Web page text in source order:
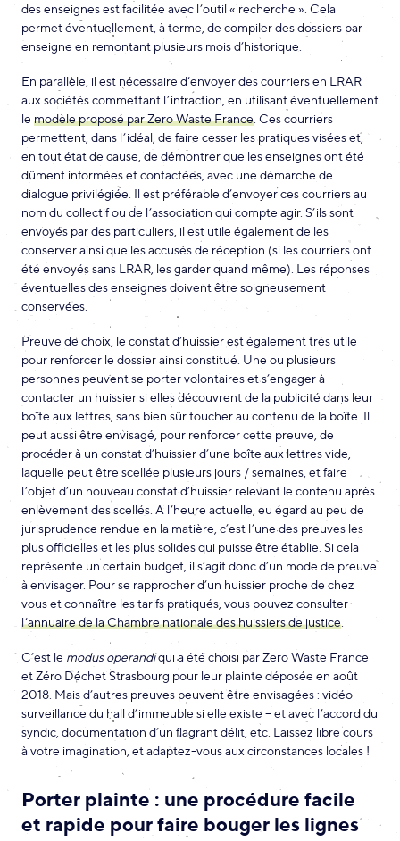
des enseignes est facilitée avec l’outil « recherche ». Cela
permet éventuellement, à terme, de compiler des dossiers par
enseigne en remontant plusieurs mois d’historique.
En parallèle, il est nécessaire d’envoyer des courriers en LRAR
aux sociétés commettant l’infraction, en utilisant éventuellement
le modèle proposé par Zero Waste France . Ces courriers
permettent, dans l’idéal, de faire cesser les pratiques visées et,
en tout état de cause, de démontrer que les enseignes ont été
dûment informées et contactées, avec une démarche de
dialogue privilégiée. Il est préférable d’envoyer ces courriers au
nom du collectif ou de l’association qui compte agir. S’ils sont
envoyés par des particuliers, il est utile également de les
conserver ainsi que les accusés de réception (si les courriers ont
été envoyés sans LRAR, les garder quand même). Les réponses
éventuelles des enseignes doivent être soigneusement
conservées.
Preuve de choix, le constat d’huissier est également très utile
pour renforcer le dossier ainsi constitué. Une ou plusieurs
personnes peuvent se porter volontaires et s’engager à
contacter un huissier si elles découvrent de la publicité dans leur
boîte aux lettres, sans bien sûr toucher au contenu de la boîte. Il
peut aussi être envisagé, pour renforcer cette preuve, de
procéder à un constat d’huissier d’une boîte aux lettres vide,
laquelle peut être scellée plusieurs jours / semaines, et faire
l’objet d’un nouveau constat d’huissier relevant le contenu après
enlèvement des scellés. A l’heure actuelle, eu égard au peu de
jurisprudence rendue en la matière, c’est l’une des preuves les
plus officielles et les plus solides qui puisse être établie. Si cela
représente un certain budget, il s’agit donc d’un mode de preuve
à envisager. Pour se rapprocher d’un huissier proche de chez
vous et connaître les tarifs pratiqués, vous pouvez consulter
l’annuaire de la Chambre nationale des huissiers de justice
C’est le modus operandiqui a été choisi par Zero Waste France
et Zéro Déchet Strasbourg pour leur plainte déposée en août
2018. Mais d’autres preuves peuvent être envisagées : vidéo-
surveillance du hall d’immeuble si elle existe – et avec l’accord du
syndic, documentation d’un flagrant délit, etc. Laissez libre cours
à votre imagination, et adaptez-vous aux circonstances locales !
Porter plainte : une procédure facile
et rapide pour faire bouger les lignes